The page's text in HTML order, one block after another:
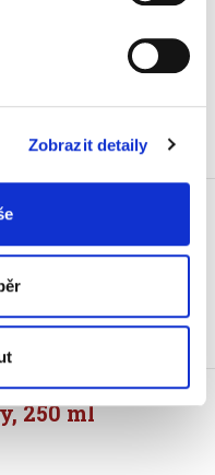
Zobrazit detaily
BBM-S
na popisovací
250 ml